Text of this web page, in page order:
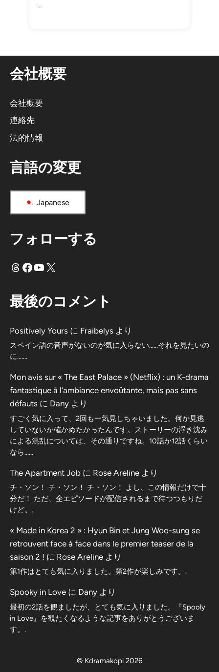
...
会社概要
会社概要
連絡先
法的情報
言語の変更
Japanese
フォローする
スレッド フェイスブックユーチューブX
最後のコメント
Positively Yours に Fraibelys より
スペイン語の音声がないのが気に入らない……それを見たいの
に…….
Mon avis sur « The East Palace » (Netflix) : un K-drama
fantastique à l’ambiance envoûtante, mais pas sans
défauts に Dany より
すごく気に入って、2回も一気見しちゃいました。何か見逃
していないか確かめたかったんです。ストーリーの浮き沈み
による混乱については、その通りですね。10話か12話くらい
なら……
The Apartment Job に Rose Areline より
チ・ソン！ チ・ソン！ チ・ソン！ よし、この情報だけで十
分だ！ ただ、全エピソードが配信されるまで待つつもりだ
けど。.
« Made in Korea 2 » : Hyun Bin et Jung Woo-sung se
retrouvent face à face dans le premier teaser de la
saison 2 ! に Rose Areline より
第1作はとても気に入りました。第2作が楽しみです。.
Spooky in Love に Dany より
最初の2話を観ましたが、とても気に入りました。『Spooly
in Love』を観たくなるような記事をありがとうございま
す。.
© Kdramakopi 2026